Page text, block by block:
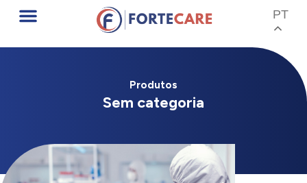
PT
Produtos
Sem categoria